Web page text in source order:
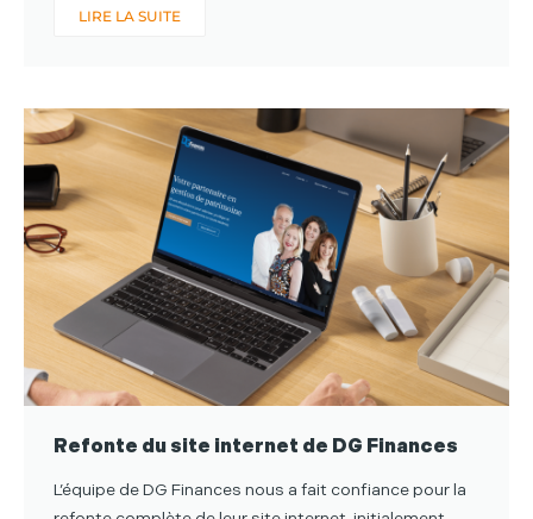
LIRE LA SUITE
Refonte du site internet de DG Finances
L’équipe de DG Finances nous a fait confiance pour la